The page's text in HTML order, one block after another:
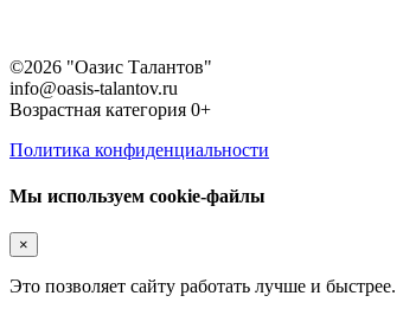
©2026 "Оазис Талантов"
info@oasis-talantov.ru
Возрастная категория 0+
Политика конфиденциальности
Мы используем cookie-файлы
×
Это позволяет сайту работать лучше и быстрее.